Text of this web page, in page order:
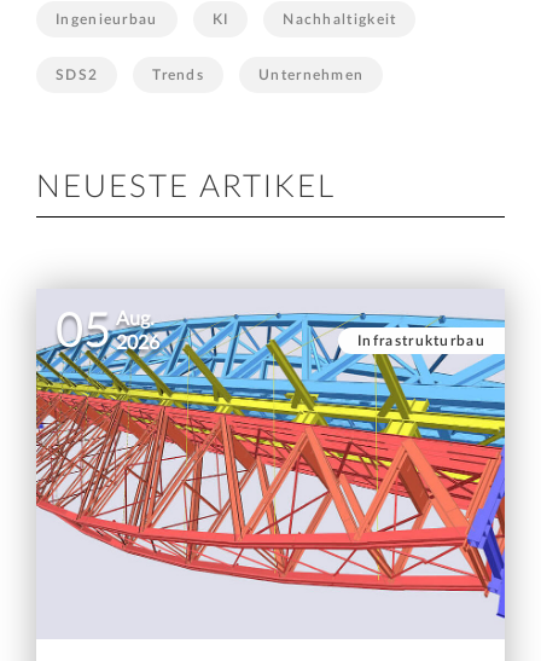
Ingenieurbau KI Nachhaltigkeit
SDS2 Trends Unternehmen
NEUESTE ARTIKEL
05 Aug.
2026
Infrastrukturbau